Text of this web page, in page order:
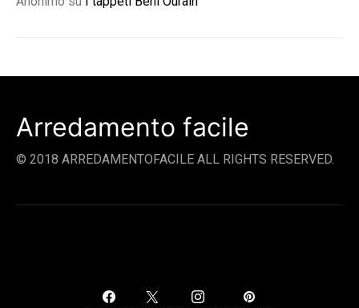
Arredamento facile
© 2018 ARREDAMENTOFACILE ALL RIGHTS RESERVED.